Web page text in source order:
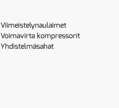
Viimeistelynaulaimet
Voimavirta kompressorit
Yhdistelmäsahat